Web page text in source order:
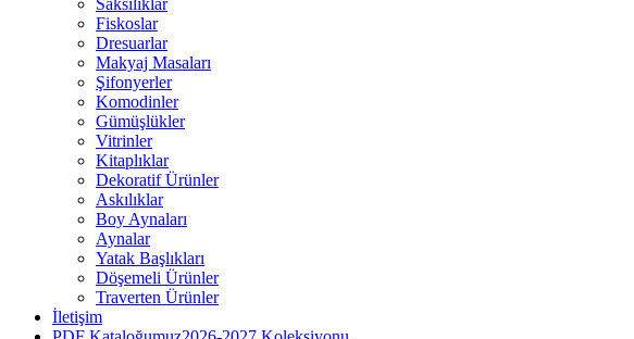
Saksılıklar
Fiskoslar
Dresuarlar
Makyaj Masaları
Şifonyerler
Komodinler
Gümüşlükler
Vitrinler
Kitaplıklar
Dekoratif Ürünler
Askılıklar
Boy Aynaları
Aynalar
Yatak Başlıkları
Döşemeli Ürünler
Traverten Ürünler
İletişim